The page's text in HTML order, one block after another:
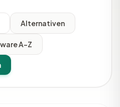
Alternativen
A-Z